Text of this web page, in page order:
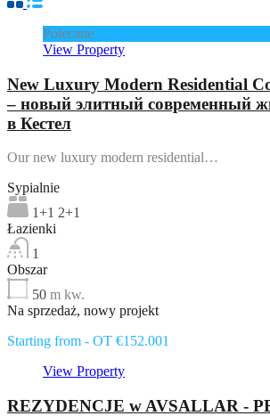
Polecane
View Property
New Luxury Modern Residential
– новый элитный современный
в Кестел
Our new luxury modern residential…
Sypialnie
1+1 2+1
Łazienki
1
Obszar
50 m kw.
Na sprzedaż, nowy projekt
Starting from - OT €152.001
View Property
REZYDENCJE w AVSALLAR -